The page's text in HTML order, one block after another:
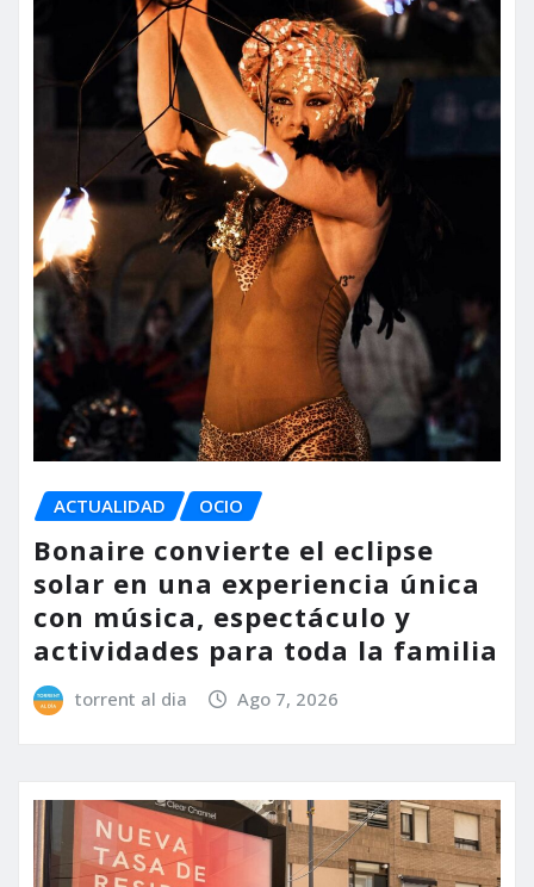
ACTUALIDAD OCIO
Bonaire convierte el eclipse
solar en una experiencia única
con música, espectáculo y
actividades para toda la familia
torrent al dia Ago 7, 2026